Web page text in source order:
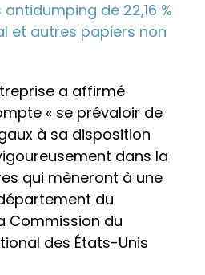
de 22,16 %
et autres papiers non
a affirmé
« se prévaloir de
à sa disposition
dans la
qui mèneront à une
du
Commission du
des États-Unis